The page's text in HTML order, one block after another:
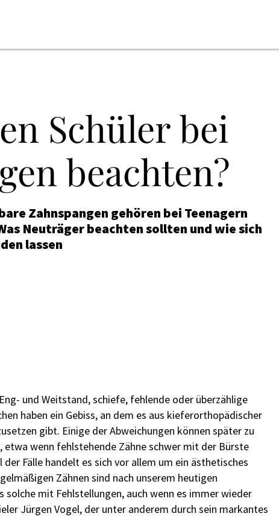
Schüler bei
beachten?
Zahnspangen gehören bei Teenagern
Neuträger beachten sollten und wie sich
lassen
und Weitstand, schiefe, fehlende oder überzählige
haben ein Gebiss, an dem es aus kieferorthopädischer
gibt. Einige der Abweichungen können später zu
wenn fehlstehende Zähne schwer mit der Bürste
der Fälle handelt es sich vor allem um ein ästhetisches
Zähnen sind nach unserem heutigen
mit Fehlstellungen, auch wenn es immer wieder
Jürgen Vogel, der unter anderem durch sein markantes